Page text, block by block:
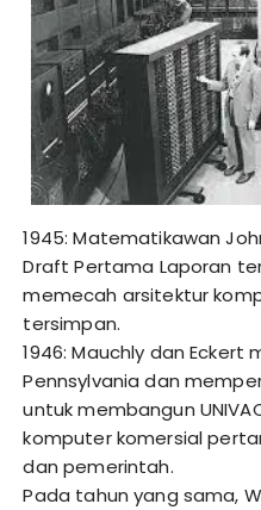
1945: Matematikawan
Draft Pertama Laporan
memecah arsitektur
tersimpan.
1946: Mauchly dan Eckert
Pennsylvania dan
untuk membangun
komputer komersial
dan pemerintah.
Pada tahun yang sama,